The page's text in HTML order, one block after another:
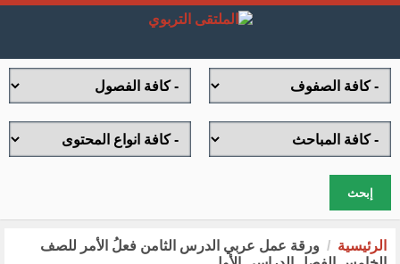
إبحث
الرئيسية
ورقة عمل عربي الدرس الثامن فعلُ الأمر للصف